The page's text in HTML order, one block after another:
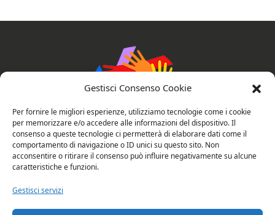
Gestisci Consenso Cookie
Per fornire le migliori esperienze, utilizziamo tecnologie come i cookie
per memorizzare e/o accedere alle informazioni del dispositivo. Il
consenso a queste tecnologie ci permetterà di elaborare dati come il
comportamento di navigazione o ID unici su questo sito. Non
acconsentire o ritirare il consenso può influire negativamente su alcune
caratteristiche e funzioni.
Gestisci servizi
AssociAzioni Connesse